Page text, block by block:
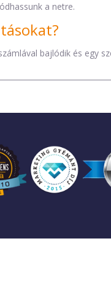
a netre.
bajlódik és egy